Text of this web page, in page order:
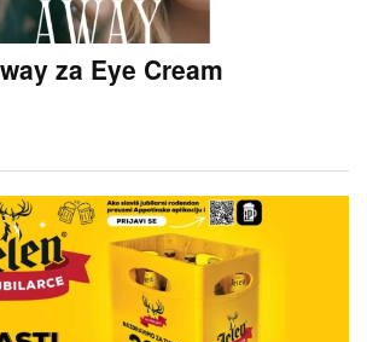
za Eye Cream